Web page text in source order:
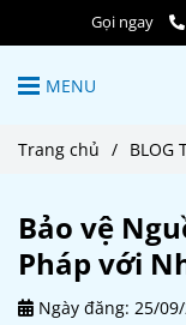
Gọi ngay
MENU
Trang chủ / BLOG
Bảo vệ
Pháp với
Ngày đăng: 25/